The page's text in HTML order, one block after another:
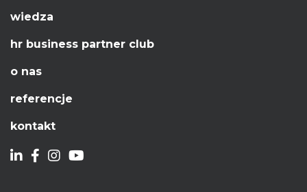
wiedza
hr business partner club
o nas
referencje
kontakt